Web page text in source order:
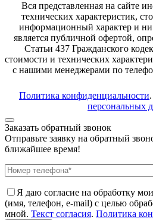
Вся представленная на сайте
технических характеристик,
информационный характер и
является публичной офертой,
Статьи 437 Гражданского
стоимости и технических
с нашими менеджерами по
Политика конфиденциальности.
персональных
Заказать обратный звонок
Отправьте заявку на обратный
ближайшее время!
Я даю согласие на обработку
(имя, телефон, e-mail) с целью
мной. Текст согласия. Политика